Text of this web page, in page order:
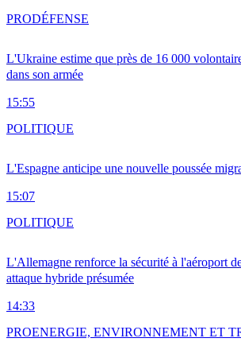
L'Ukraine estime que près de 16 000
dans son armée
15:55
PRODÉFENSE
L'Espagne anticipe une nouvelle poussée
15:07
POLITIQUE
L'Allemagne renforce la sécurité à l'aéroport
attaque hybride présumée
14:33
POLITIQUE
PROENERGIE, ENVIRONNEMENT ET